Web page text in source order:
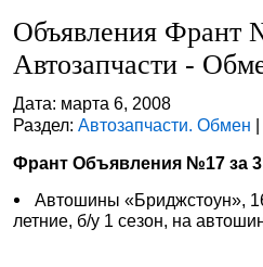
Объявления Франт
Автозапчасти -
Дата: марта 6, 2008
Раздел:Автозапчасти. Обмен |
Франт Объявления №17 за 3
Автошины «Бриджстоун»,
летние, б/у 1 сезон, на